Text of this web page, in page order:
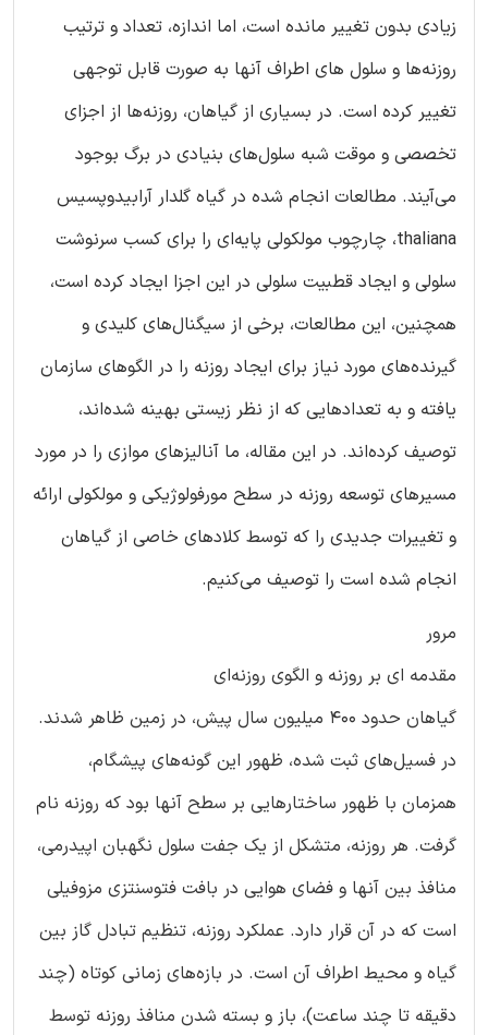
زیادی بدون تغییر مانده است، اما اندازه، تعداد و ترتیب
روزنه‌ها و سلول‌ های اطراف آنها به صورت قابل توجهی
تغییر کرده است. در بسیاری از گیاهان، روزنه‌ها از اجزای
تخصصی و موقت شبه سلول‌های بنیادی در برگ بوجود
می‌آیند. مطالعات انجام شده در گیاه گلدار آرابیدوپسیس
thaliana، چارچوب مولکولی پایه‌ای را برای کسب سرنوشت
سلولی و ایجاد قطبیت سلولی در این اجزا ایجاد کرده است،
همچنین، این مطالعات، برخی از سیگنال‌های کلیدی و
گیرنده‌های مورد نیاز برای ایجاد روزنه را در الگوهای سازمان
یافته و به تعداد‌هایی که از نظر زیستی بهینه شده‌اند،
توصیف کرد‌ه‌اند. در این مقاله، ما آنالیز‌های موازی را در مورد
مسیرهای توسعه روزنه در سطح مورفولوژیکی و مولکولی ارائه
و تغییرات جدیدی را که توسط کلادهای خاصی از گیاهان
انجام شده است را توصیف می‌کنیم.
مرور
مقدمه ای بر روزنه و الگوی روزنه‌ای
گیاهان حدود 400 میلیون سال پیش، در زمین ظاهر شدند.
در فسیل‌های ثبت شده، ظهور این گونه‌های پیشگام،
همزمان با ظهور ساختار‌هایی بر سطح آنها بود که روزنه نام
گرفت. هر روزنه، متشکل از یک جفت سلول‌ نگهبان اپیدرمی،
منافذ بین آنها و فضای هوایی در بافت فتوسنتزی مزوفیلی
است که در آن قرار دارد. عملکرد روزنه، تنظیم تبادل گاز بین
گیاه و محیط اطراف آن است. در بازه‌های زمانی کوتاه (چند
دقیقه تا چند ساعت)، باز و بسته شدن منافذ روزنه توسط